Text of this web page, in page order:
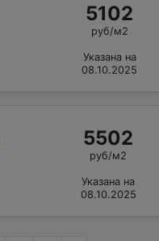
5102
руб/м2
Указана на
08.10.2025
5502
руб/м2
Указана на
08.10.2025